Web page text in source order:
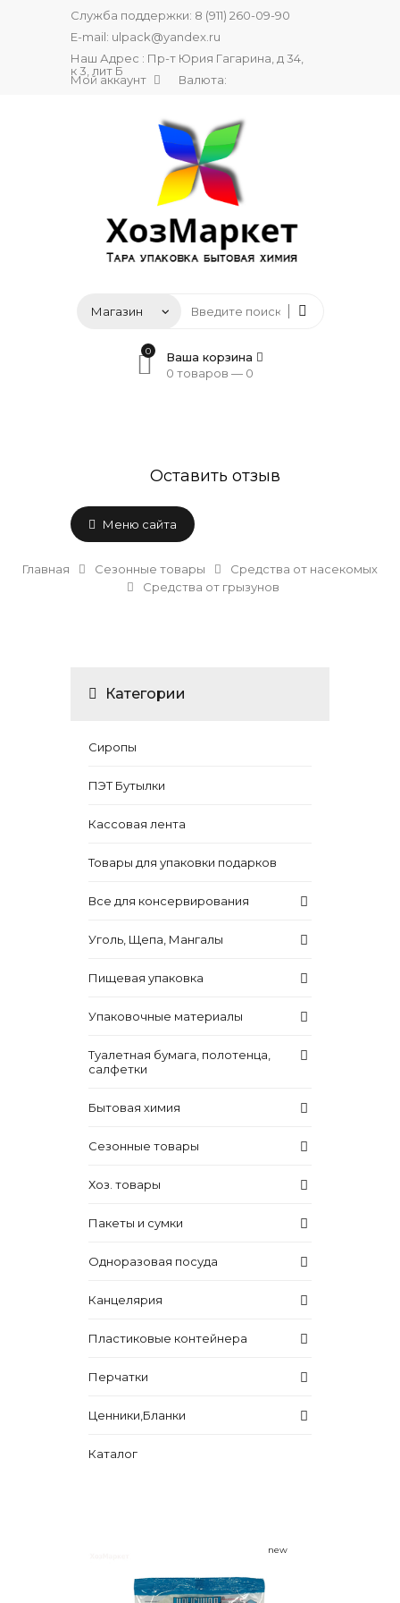
Служба поддержки: 8 (911) 260-09-90
E-mail: ulpack@yandex.ru
Наш Адрес : Пр-т Юрия Гагарина, д 34,
к 3, лит Б
Мой аккаунт Валюта:
0
Ваша корзина
0 товаров — 0
Оставить отзыв
Меню сайта
Главная Сезонные товары
Средства от насекомых
Средства от грызунов
Категории
Сиропы
ПЭТ Бутылки
Кассовая лента
Товары для упаковки подарков
Все для консервирования
Уголь, Щепа, Мангалы
Пищевая упаковка
Упаковочные материалы
Туалетная бумага, полотенца,
салфетки
Бытовая химия
Сезонные товары
Хоз. товары
Пакеты и сумки
Одноразовая посуда
Канцелярия
Пластиковые контейнера
Перчатки
Ценники,Бланки
Каталог
new